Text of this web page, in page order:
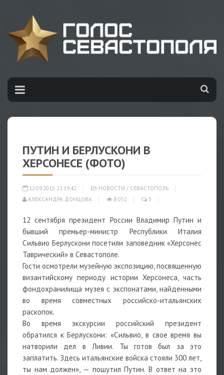
ПУТИН И БЕРЛУСКОНИ В
ХЕРСОНЕСЕ (ФОТО)
12.09.2015 21:19:42 НОВОСТИ / СЕВАСТОПОЛЬ
АЛЕКСАНДРА ДОНЦОВА
8 052 3
12 сентября президент России Владимир Путин и
бывший премьер-министр Республики Италия
Сильвио Берлускони посетили заповедник «Херсонес
Таврический» в Севастополе.
Гости осмотрели музейную экспозицию, посвященную
византийскому периоду истории Херсонеса, часть
фондохранилища музея с экспонатами, найденными
во время совместных российско-итальянских
раскопок.
Во время экскурсии российский президент
обратился к Берлускони: «Сильвио, в свое время вы
натворили дел в Ливии. Ты готов был за это
заплатить. Здесь итальянские войска стояли 300 лет,
ты нам должен», — пошутил Путин. В ответ на это